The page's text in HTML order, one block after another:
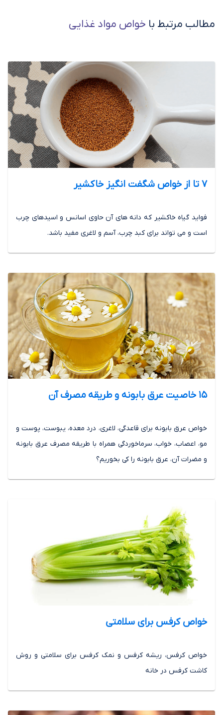
مطالب مرتبط با خواص مواد غذایی
7 تا از خواص شگفت انگیز خاکشیر
فواید گیاه خاکشیر که دانه های آن حاوی اسانس و اسیدهای چرب
است و می تواند برای کبد چرب، آسم و لاغری مفید باشد.
15 خاصیت عرق بابونه و طریقه مصرف آن
خواص عرق بابونه برای قاعدگی، لاغری، درد معده، یبوست، پوست و
مو، اعصاب، خواب، سرماخوردگی همراه با طریقه مصرف عرق بابونه
و مضرات آن، عرق بابونه را کی بخوریم؟
خواص کرفس برای سلامتی
خواص کرفس، ریشه کرفس و نمک کرفس برای سلامتی و روش
کاشت کرفس در خانه